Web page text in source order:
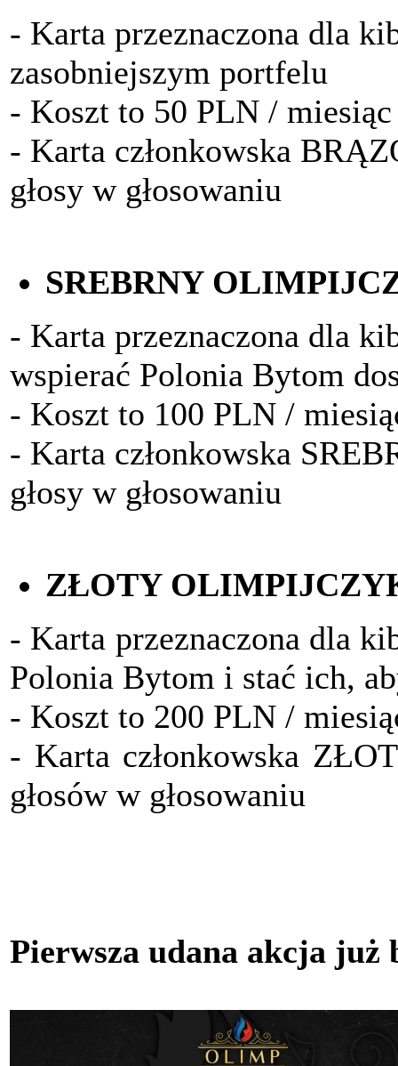
- Karta przeznaczona dla
zasobniejszym portfelu
- Koszt to 50 PLN / miesiąc
- Karta członkowska
głosy w głosowaniu
SREBRNY
- Karta przeznaczona dla
wspierać Polonia Bytom
- Koszt to 100 PLN /
- Karta członkowska
głosy w głosowaniu
ZŁOTY
- Karta przeznaczona dla
Polonia Bytom i stać ich,
- Koszt to 200 PLN /
- Karta członkowska
głosów w głosowaniu
Pierwsza udana akcja już